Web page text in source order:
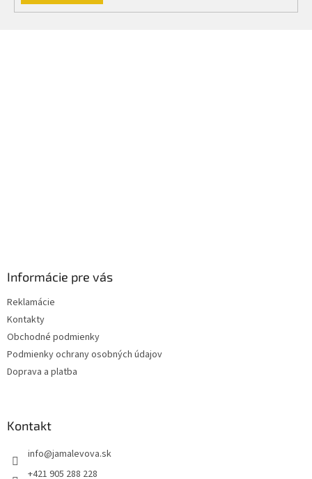
Informácie pre vás
Reklamácie
Kontakty
Obchodné podmienky
Podmienky ochrany osobných údajov
Doprava a platba
Kontakt
info@jamalevova.sk
+421 905 288 228